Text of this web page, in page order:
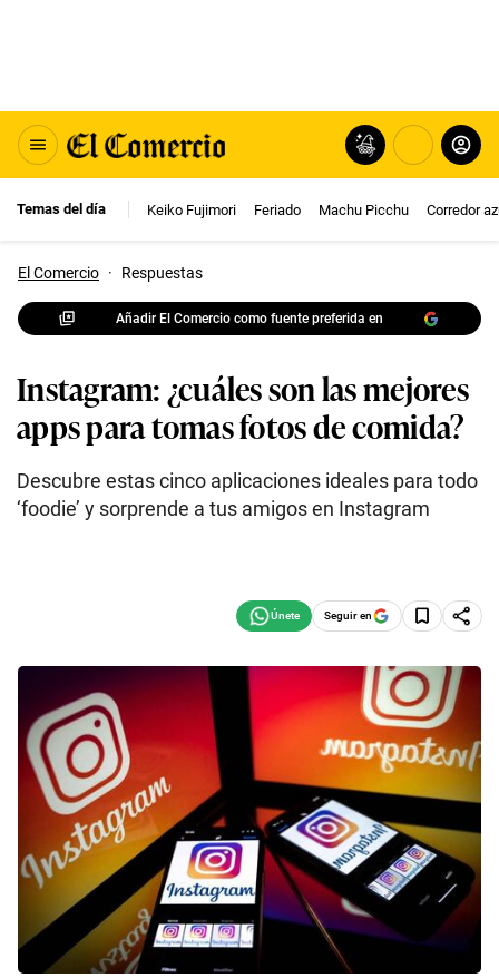
Temas del día Keiko Fujimori Feriado Machu Picchu Corredor
El Comercio · Respuestas
Añadir El Comercio como fuente preferida en
Instagram: ¿cuáles son las mejores
apps para tomas fotos de comida?
Descubre estas cinco aplicaciones ideales para todo
‘foodie’ y sorprende a tus amigos en Instagram
Seguir en